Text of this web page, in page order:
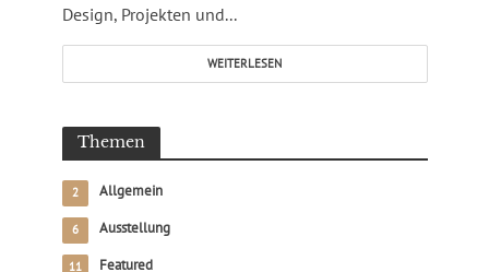
Design, Projekten und...
WEITERLESEN
Themen
Allgemein
2
Ausstellung
6
Featured
11